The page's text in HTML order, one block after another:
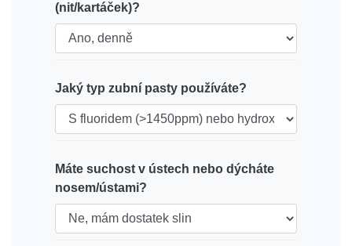
(nit/kartáček)?
Jaký typ zubní pasty používáte?
Máte suchost v ústech nebo dýcháte
nosem/ústami?